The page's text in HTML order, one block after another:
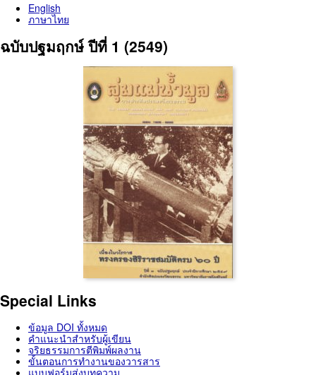
English
ภาษาไทย
ฉบับปฐมฤกษ์ ปีที่ 1 (2549)
Special Links
ข้อมูล DOI ทั้งหมด
คำแนะนำสำหรับผู้เขียน
จริยธรรมการตีพิมพ์ผลงาน
ขั้นตอนการทำงานของวารสาร
แบบฟอร์มส่งบทความ